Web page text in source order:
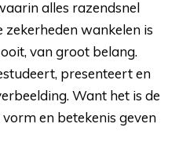
alles razendsnel
wankelen is
van groot belang.
presenteert en
Want het is de
en betekenis geven